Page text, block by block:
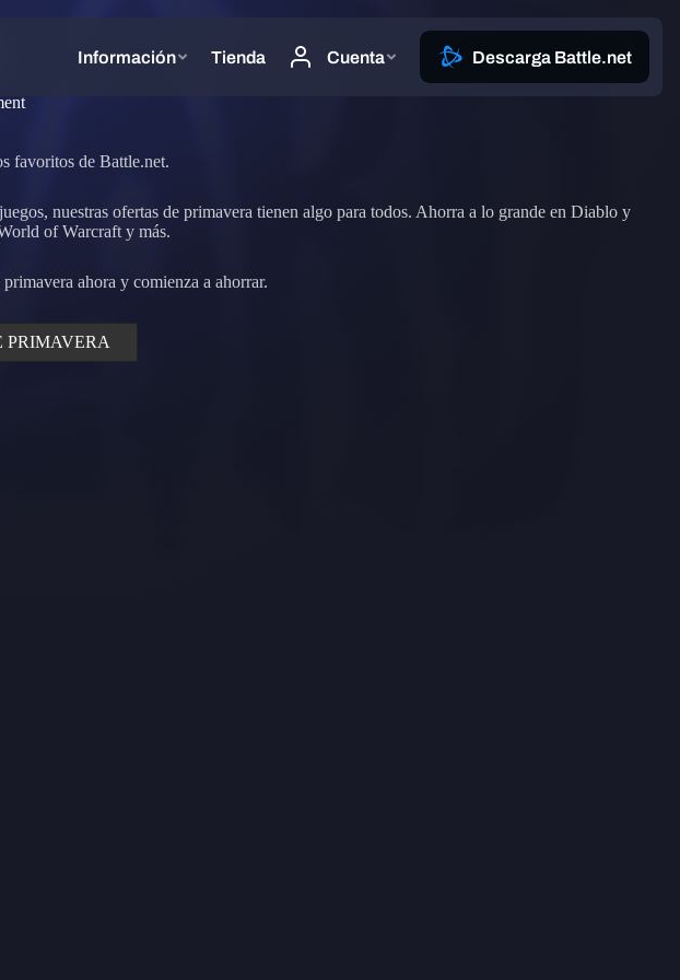
favoritos de Battle.net.
nuestras ofertas de primavera tienen algo para todos. Ahorra a lo grande en Diablo y
of Warcraft y más.
ahora y comienza a ahorrar.
PRIMAVERA